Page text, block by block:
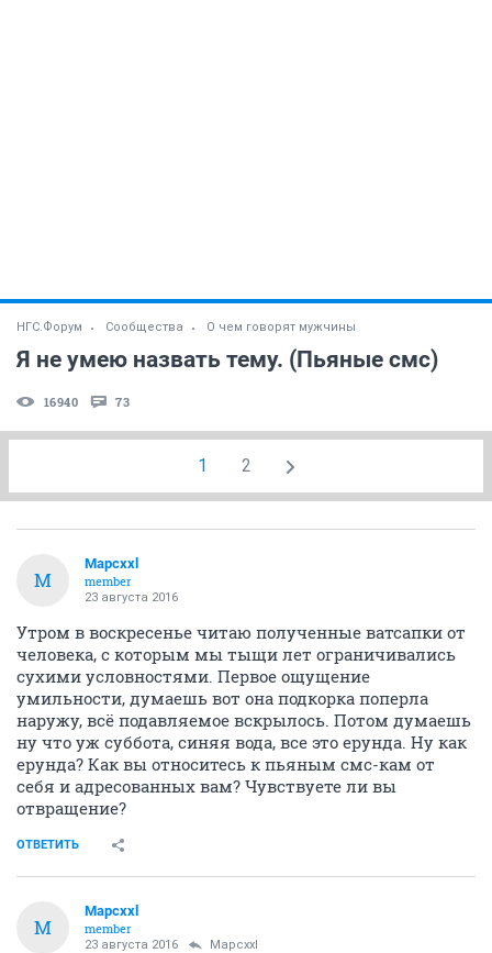
НГС.Форум Сообщества О чем говорят мужчины
Я не умею назвать тему. (Пьяные смс)
16940 73
1 2
M
Mapcxxl
member
23 августа 2016
Утром в воскресенье читаю полученные ватсапки от
человека, с которым мы тыщи лет ограничивались
сухими условностями. Первое ощущение
умильности, думаешь вот она подкорка поперла
наружу, всё подавляемое вскрылось. Потом думаешь
ну что уж суббота, синяя вода, все это ерунда. Ну как
ерунда? Как вы относитесь к пьяным смс-кам от
себя и адресованных вам? Чувствуете ли вы
отвращение?
ОТВЕТИТЬ
M
Mapcxxl
member
23 августа 2016 Mapcxxl